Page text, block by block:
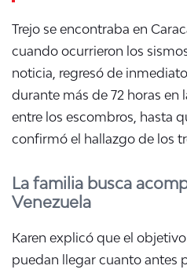
Trejo se encontraba en
cuando ocurrieron los
noticia, regresó de
durante más de 72 horas en
entre los escombros, hasta
confirmó el hallazgo de los
La familia busca
Venezuela
Karen explicó que el
puedan llegar cuanto antes